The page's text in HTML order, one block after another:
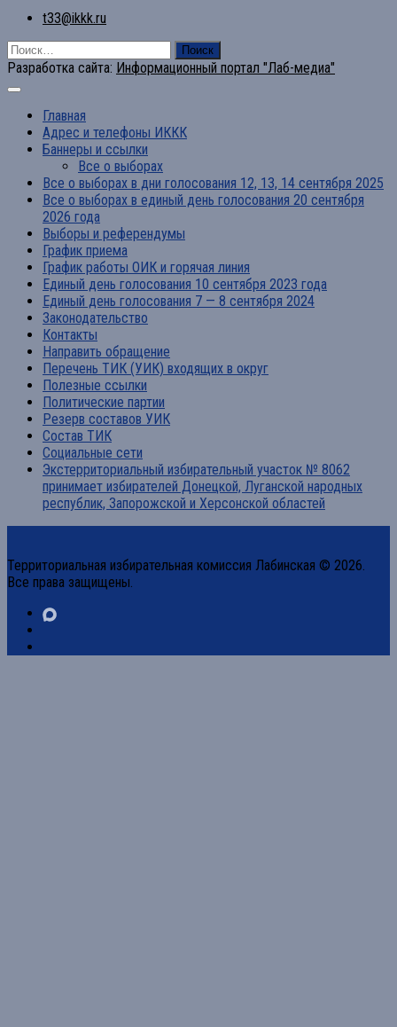
t33@ikkk.ru
Найти:
Разработка сайта: Информационный портал "Лаб-медиа"
Главная
Адрес и телефоны ИККК
Баннеры и ссылки
Все о выборах
Все о выборах в дни голосования 12, 13, 14 сентября 2025
Все о выборах в единый день голосования 20 сентября
2026 года
Выборы и референдумы
График приема
График работы ОИК и горячая линия
Единый день голосования 10 сентября 2023 года
Единый день голосования 7 — 8 сентября 2024
Законодательство
Контакты
Направить обращение
Перечень ТИК (УИК) входящих в округ
Полезные ссылки
Политические партии
Резерв составов УИК
Состав ТИК
Социальные сети
Экстерриториальный избирательный участок № 8062
принимает избирателей Донецкой, Луганской народных
республик, Запорожской и Херсонской областей
Территориальная избирательная комиссия Лабинская © 2026.
Все права защищены.